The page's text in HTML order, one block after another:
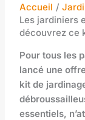
Accueil
Les jardiniers
découvrez ce
Pour tous les
lancé une
kit de
essentiels,